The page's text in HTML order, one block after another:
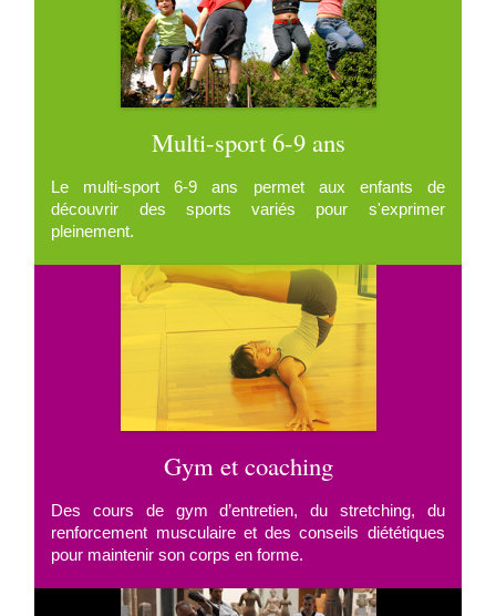
Multi-sport 6-9 ans
Le multi-sport 6-9 ans permet aux enfants de
découvrir des sports variés pour s'exprimer
pleinement.
Gym et coaching
Des cours de gym d’entretien, du stretching, du
renforcement musculaire et des conseils diététiques
pour maintenir son corps en forme.